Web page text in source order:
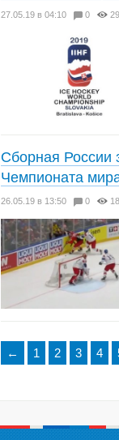
27.05.19 в 04:10 0
Сборная России
Чемпионата
26.05.19 в 13:50 0
← 1 2 3 4